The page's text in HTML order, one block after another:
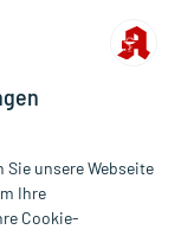
unsere Webseite
Ihre
Cookie-